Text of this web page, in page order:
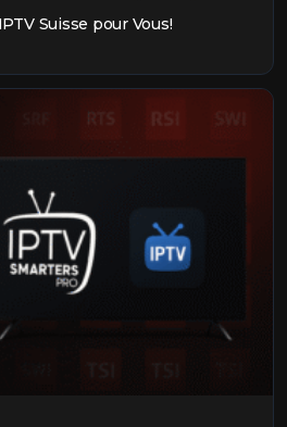
Suisse pour Vous!